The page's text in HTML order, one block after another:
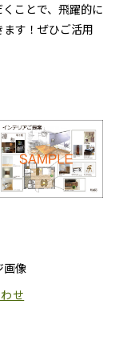
ことで、飛躍的に
す！ぜひご活用
画像
せ